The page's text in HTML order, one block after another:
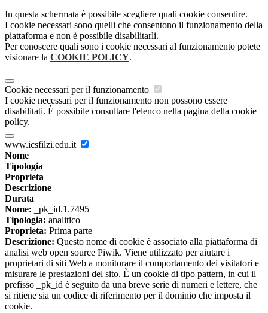
In questa schermata è possibile scegliere quali cookie consentire.
I cookie necessari sono quelli che consentono il funzionamento della
piattaforma e non è possibile disabilitarli.
Per conoscere quali sono i cookie necessari al funzionamento potete
visionare la COOKIE POLICY.
Cookie necessari per il funzionamento
I cookie necessari per il funzionamento non possono essere
disabilitati. È possibile consultare l'elenco nella pagina della cookie
policy.
www.icsfilzi.edu.it
Nome
Tipologia
Proprieta
Descrizione
Durata
Nome: _pk_id.1.7495
Tipologia: analitico
Proprieta: Prima parte
Descrizione: Questo nome di cookie è associato alla piattaforma di
analisi web open source Piwik. Viene utilizzato per aiutare i
proprietari di siti Web a monitorare il comportamento dei visitatori e
misurare le prestazioni del sito. È un cookie di tipo pattern, in cui il
prefisso _pk_id è seguito da una breve serie di numeri e lettere, che
si ritiene sia un codice di riferimento per il dominio che imposta il
cookie.